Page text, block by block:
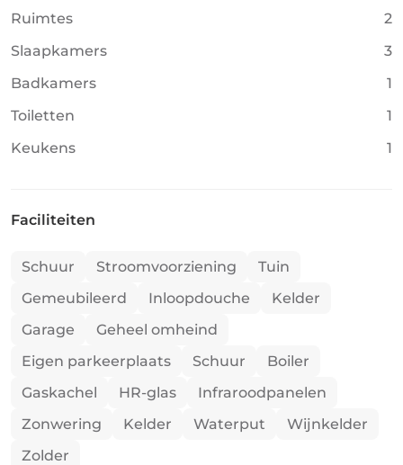
Ruimtes
2
Slaapkamers
3
Badkamers
1
Toiletten
1
Keukens
1
Faciliteiten
Schuur Stroomvoorziening
Tuin
Gemeubileerd
Inloopdouche
Kelder
Garage
Geheel omheind
Eigen parkeerplaats
Schuur
Boiler
Gaskachel
HR-glas
Infraroodpanelen
Zonwering
Kelder Waterput
Wijnkelder
Zolder